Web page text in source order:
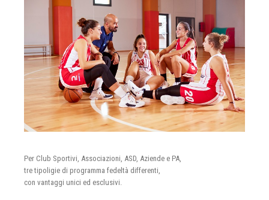
Per Club Sportivi, Associazioni, ASD, Aziende e PA,
tre tipoligie di programma fedeltà differenti,
con vantaggi unici ed esclusivi.